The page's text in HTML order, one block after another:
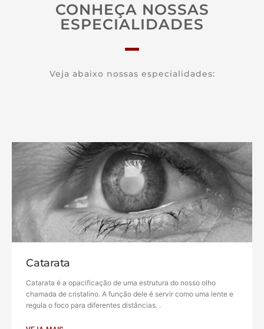
CONHEÇA NOSSAS
ESPECIALIDADES
Veja abaixo nossas especialidades:
Catarata
Catarata é a opacificação de uma estrutura do nosso olho
chamada de cristalino. A função dele é servir como uma lente e
regula o foco para diferentes distâncias. .